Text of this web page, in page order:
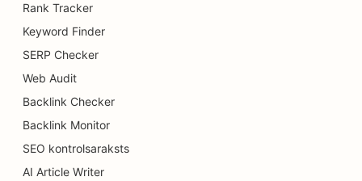
SEO bufetes restorāniem
SEO burgeru kravas automašīnām
SEO kafejnīcām
SEO kūku veikaliem
Rank Tracker
Keyword Finder
SERP Checker
Web Audit
Backlink Checker
Backlink Monitor
SEO kontrolsaraksts
AI Article Writer